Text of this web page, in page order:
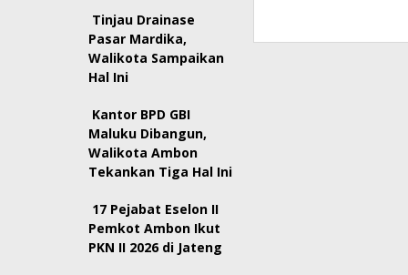
Tinjau Drainase
Pasar Mardika,
Walikota Sampaikan
Hal Ini
Kantor BPD GBI
Maluku Dibangun,
Walikota Ambon
Tekankan Tiga Hal Ini
17 Pejabat Eselon II
Pemkot Ambon Ikut
PKN II 2026 di Jateng